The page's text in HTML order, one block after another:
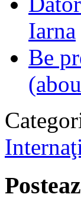
Iarna
Be